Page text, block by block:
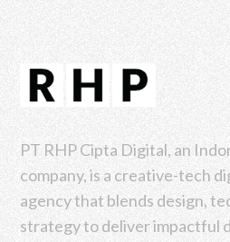
PT RHP Cipta Digital, an
company, is a creative-tech
agency that blends design,
strategy to deliver impactful